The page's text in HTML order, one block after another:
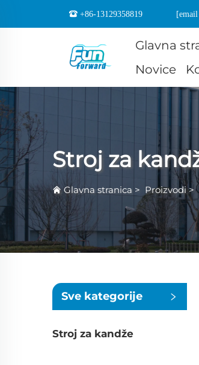
+86-13129358819
Glavna
Novice
Stroj za
Glavna stranica > Proizvodi>
Sve kategorije
Stroj za kandže